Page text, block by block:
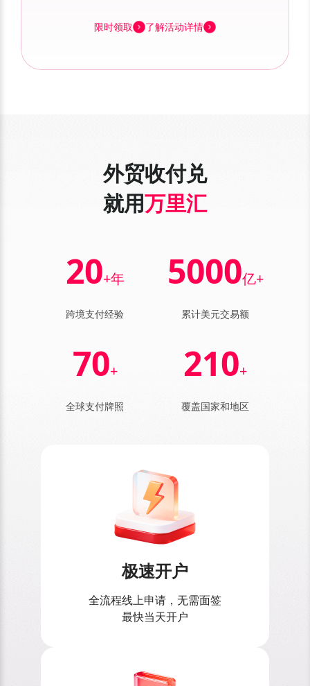
限时领取 了解活动详情
外贸收付兑
就用万里汇
20+年
跨境支付经验
5000亿+
累计美元交易额
70+
全球支付牌照
210+
覆盖国家和地区
极速开户
全流程线上申请，无需面签
最快当天开户